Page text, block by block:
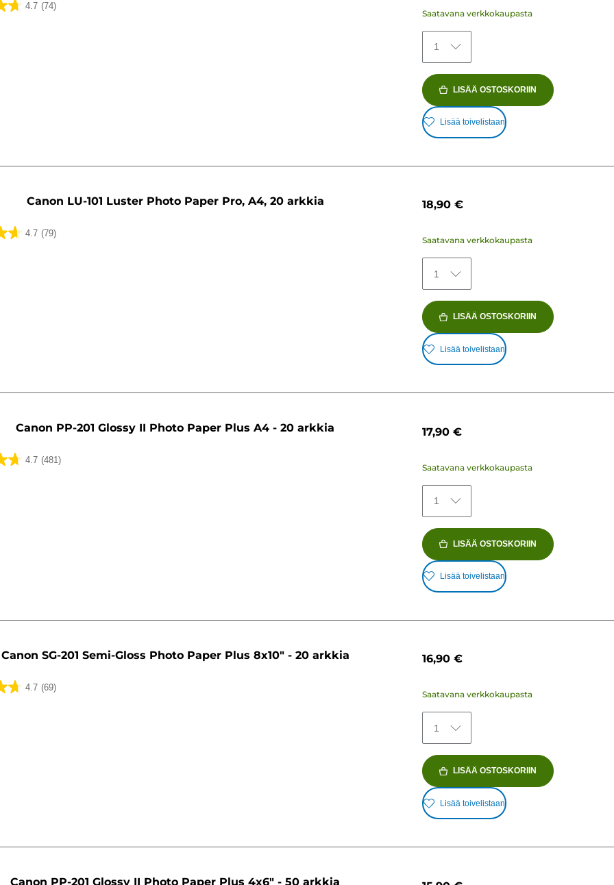
4.7 (74)
Saatavana verkkokaupasta
1
LISÄÄ OSTOSKORIIN
Lisää toivelistaan
Canon LU-101 Luster Photo Paper Pro, A4, 20 arkkia
4.7 (79)
18,90 €
Saatavana verkkokaupasta
1
LISÄÄ OSTOSKORIIN
Lisää toivelistaan
Canon PP-201 Glossy II Photo Paper Plus A4 - 20 arkkia
4.7 (481)
17,90 €
Saatavana verkkokaupasta
1
LISÄÄ OSTOSKORIIN
Lisää toivelistaan
Canon SG-201 Semi-Gloss Photo Paper Plus 8x10" - 20 arkkia
4.7 (69)
16,90 €
Saatavana verkkokaupasta
1
LISÄÄ OSTOSKORIIN
Lisää toivelistaan
Canon PP-201 Glossy II Photo Paper Plus 4x6" - 50 arkkia